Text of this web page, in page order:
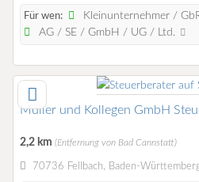
Für wen:
Kleinunternehmer /
AG / SE / GmbH / UG / Ltd.
Müller und Kollegen GmbH
2,2 km (Entfernung von Bad Cannstatt)
70736 Fellbach, Baden-